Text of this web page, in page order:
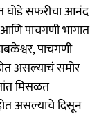
घोडे सफरीचा आनंद
पाचगणी भागात
पाचगणी
असल्याचं समोर
मिसळत
असल्याचे दिसून